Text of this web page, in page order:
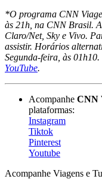
*O programa CNN
às 21h, na CNN Brasil.
Claro/Net, Sky e Vivo.
assistir. Horários
Segunda-feira, às
YouTube.
Acompanhe CNN
plataformas:
Instagram
Tiktok
Pinterest
Youtube
Acompanhe Viagens e